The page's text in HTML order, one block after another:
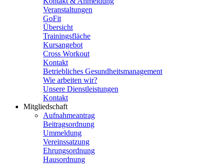
Veranstaltungen
GoFit
Übersicht
Trainingsfläche
Kursangebot
Cross Workout
Kontakt
Betriebliches Gesundheitsmanagement
Wie arbeiten wir?
Unsere Dienstleistungen
Kontakt
Mitgliedschaft
Aufnahmeantrag
Beitragsordnung
Ummeldung
Vereinssatzung
Ehrungsordnung
Hausordnung